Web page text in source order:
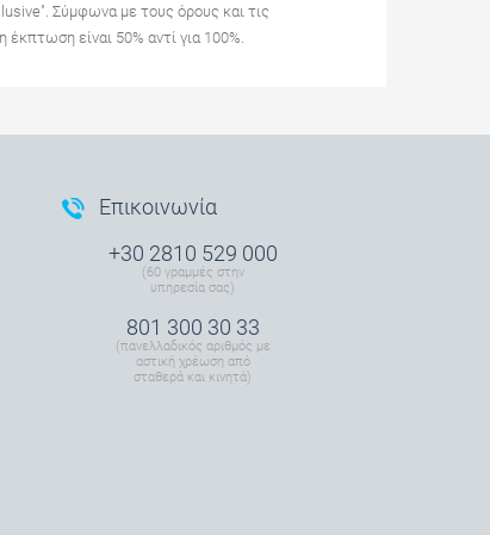
Σύμφωνα με τους όρους και τις
είναι 50% αντί για 100%.
Επικοινωνία
+30 2810 529 000
(60 γραμμές στην
υπηρεσία σας)
801 300 30 33
(πανελλαδικός αριθμός με
αστική χρέωση από
σταθερά και κινητά)